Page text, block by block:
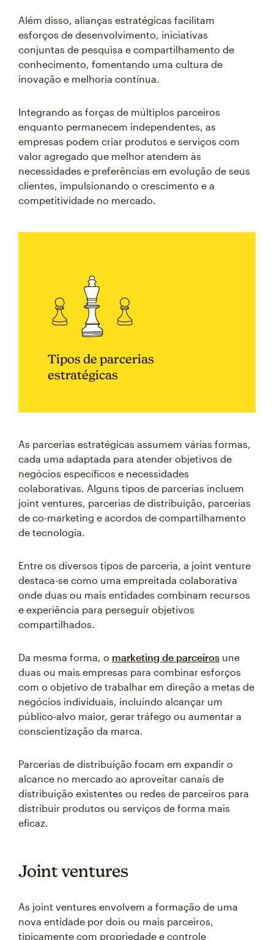
Além disso, alianças estratégicas facilitam
esforços de desenvolvimento, iniciativas
conjuntas de pesquisa e compartilhamento de
conhecimento, fomentando uma cultura de
inovação e melhoria contínua.
Integrando as forças de múltiplos parceiros
enquanto permanecem independentes, as
empresas podem criar produtos e serviços com
valor agregado que melhor atendem às
necessidades e preferências em evolução de seus
clientes, impulsionando o crescimento e a
competitividade no mercado.
Tipos de parcerias
estratégicas
As parcerias estratégicas assumem várias formas,
cada uma adaptada para atender objetivos de
negócios específicos e necessidades
colaborativas. Alguns tipos de parcerias incluem
joint ventures, parcerias de distribuição, parcerias
de co-marketing e acordos de compartilhamento
de tecnologia.
Entre os diversos tipos de parceria, a joint venture
destaca-se como uma empreitada colaborativa
onde duas ou mais entidades combinam recursos
e experiência para perseguir objetivos
compartilhados.
Da mesma forma, o marketing de parceiros une
duas ou mais empresas para combinar esforços
com o objetivo de trabalhar em direção a metas de
negócios individuais, incluindo alcançar um
público-alvo maior, gerar tráfego ou aumentar a
conscientização da marca.
Parcerias de distribuição focam em expandir o
alcance no mercado ao aproveitar canais de
distribuição existentes ou redes de parceiros para
distribuir produtos ou serviços de forma mais
eficaz.
Joint ventures
As joint ventures envolvem a formação de uma
nova entidade por dois ou mais parceiros,
tipicamente com propriedade e controle